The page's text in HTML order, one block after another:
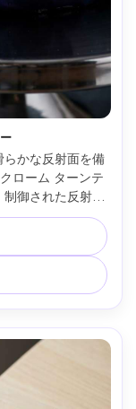
らかな反射面を備
ローム ターンテ
御された反射を
撮影、105mm マ
デザート写真、超